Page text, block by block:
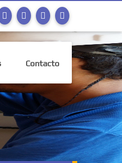
Contacto